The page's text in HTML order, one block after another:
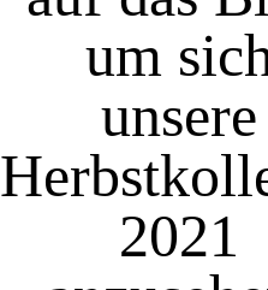
um
unsere
2021